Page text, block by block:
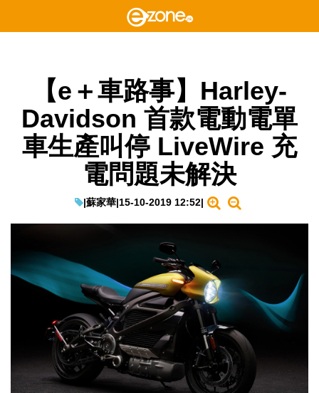
【e＋車路事】Harley-
Davidson 首款電動電單
車生產叫停 LiveWire 充
電問題未解決
|蘇家華|15-10-2019 12:52|